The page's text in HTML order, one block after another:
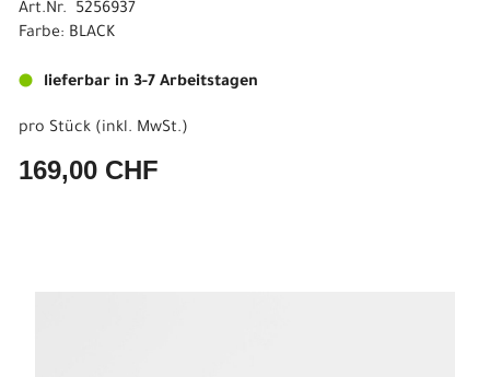
Art.Nr. 5256937
Farbe: BLACK
lieferbar in 3-7 Arbeitstagen
pro Stück (inkl. MwSt.)
169,00 CHF